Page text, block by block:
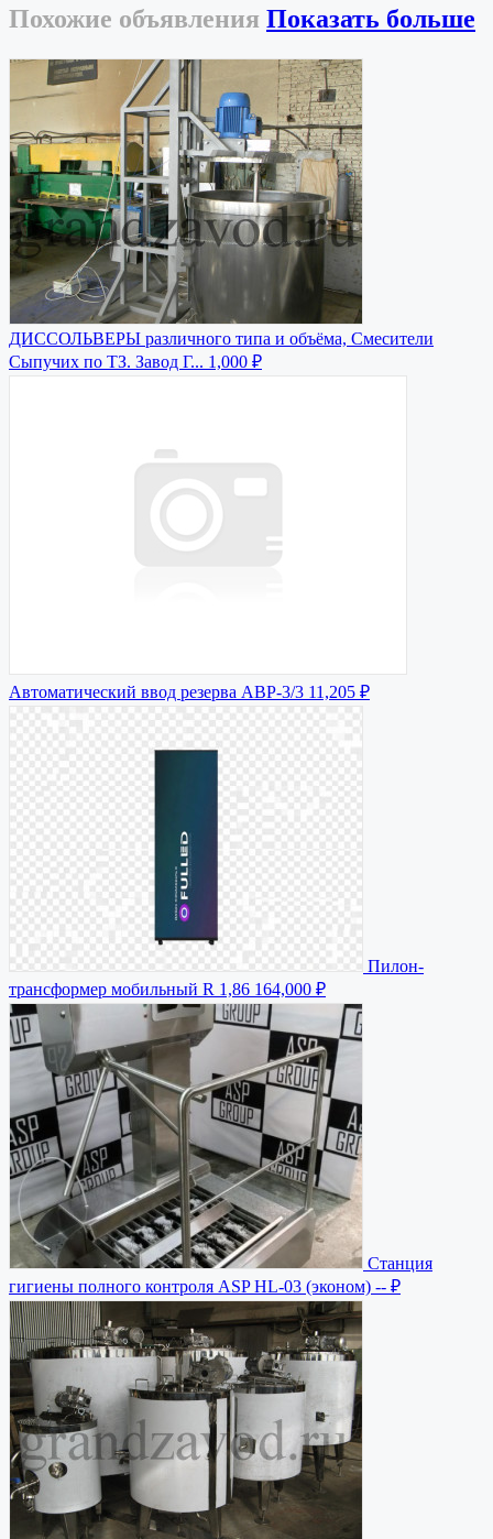
Похожие объявления Показать больше
ДИССОЛЬВЕРЫ различного типа и объёма, Смесители
Сыпучих по ТЗ. Завод Г... 1,000 ₽
Автоматический ввод резерва АВР-3/3 11,205 ₽
Пилон-
трансформер мобильный R 1,86 164,000 ₽
Станция
гигиены полного контроля ASP HL-03 (эконом) -- ₽